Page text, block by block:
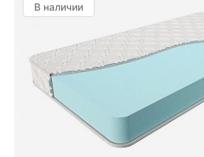
В наличии